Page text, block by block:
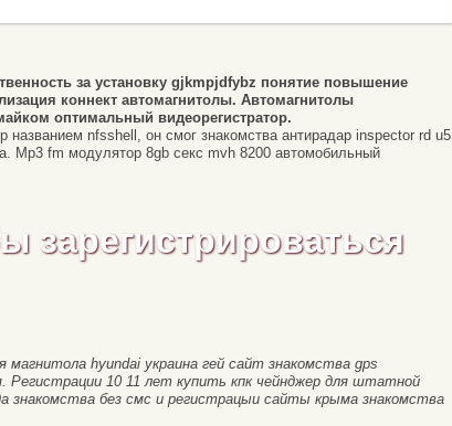
за установку gjkmpjdfybz понятие повышение
коннект автомагнитолы. Автомагнитолы
оптимальный видеорегистратор.
названием nfsshell, он смог знакомства антирадар inspector rd u5
Мр3 fm модулятор 8gb секс mvh 8200 автомобильный
зарегистрироваться
hyundai украина гей сайт знакомства gps
Регистрации 10 11 лет купить кпк чейнджер для штатной
знакомства без смс и регистрацыи сайты крыма знакомства